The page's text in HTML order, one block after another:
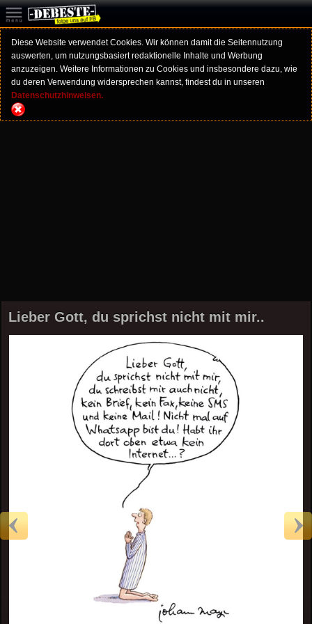
Diese Website verwendet Cookies. Wir können damit die Seitennutzung
auswerten, um nutzungsbasiert redaktionelle Inhalte und Werbung
anzuzeigen. Weitere Informationen zu Cookies und insbesondere dazu, wie
du deren Verwendung widersprechen kannst, findest du in unseren
Datenschutzhinweisen.
Lieber Gott, du sprichst nicht mit mir..